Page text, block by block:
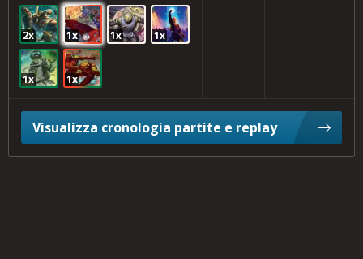
2x 1x 1x 1x
1x 1x
Visualizza cronologia partite e replay